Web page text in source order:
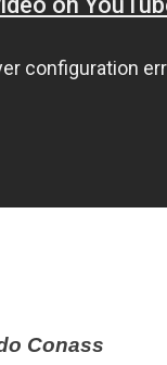
Conass